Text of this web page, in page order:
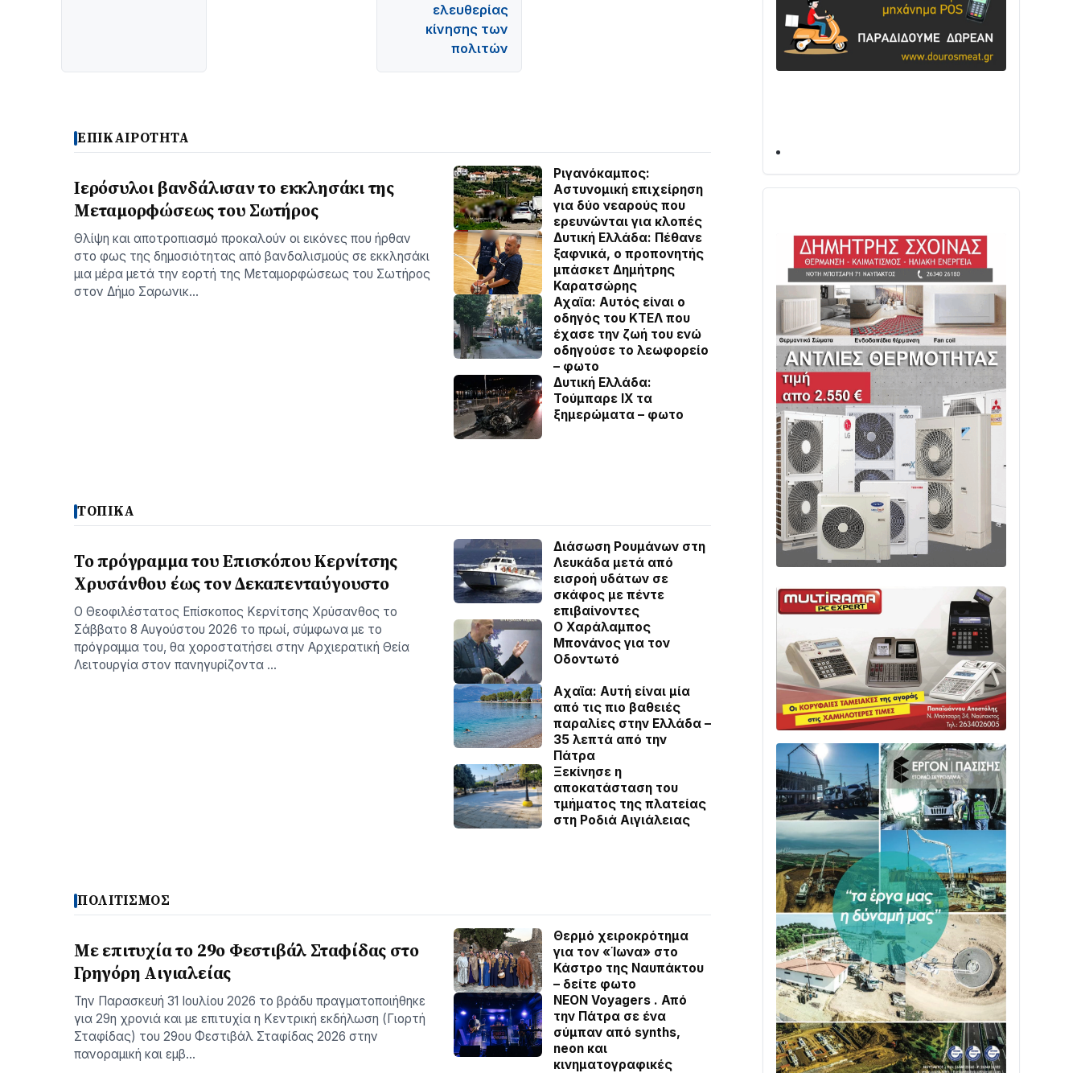
ελευθερίας
κίνησης των
πολιτών
ΕΠΙΚΑΙΡΟΤΗΤΑ
Ιερόσυλοι βανδάλισαν το εκκλησάκι της
Μεταμορφώσεως του Σωτήρος
Θλίψη και αποτροπιασμό προκαλούν οι εικόνες που ήρθαν
στο φως της δημοσιότητας από βανδαλισμούς σε εκκλησάκι
μια μέρα μετά την εορτή της Μεταμορφώσεως του Σωτήρος
στον Δήμο Σαρωνικ…
Ριγανόκαμπος:
Αστυνομική επιχείρηση
για δύο νεαρούς που
ερευνώνται για κλοπές
Δυτική Ελλάδα: Πέθανε
ξαφνικά, ο προπονητής
μπάσκετ Δημήτρης
Καρατσώρης
Αχαϊα: Αυτός είναι ο
οδηγός του ΚΤΕΛ που
έχασε την ζωή του ενώ
οδηγούσε το λεωφορείο
– φωτο
Δυτική Ελλάδα:
Τούμπαρε ΙΧ τα
ξημερώματα – φωτο
ΤΟΠΙΚΑ
Το πρόγραμμα του Επισκόπου Κερνίτσης
Χρυσάνθου έως τον Δεκαπενταύγουστο
Ο Θεοφιλέστατος Επίσκοπος Κερνίτσης Χρύσανθος το
Σάββατο 8 Αυγούστου 2026 το πρωί, σύμφωνα με το
πρόγραμμα του, θα χοροστατήσει στην Αρχιερατική Θεία
Λειτουργία στον πανηγυρίζοντα …
Διάσωση Ρουμάνων στη
Λευκάδα μετά από
εισροή υδάτων σε
σκάφος με πέντε
επιβαίνοντες
Ο Χαράλαμπος
Μπονάνος για τον
Οδοντωτό
Aχαϊα: Αυτή είναι μία
από τις πιο βαθειές
παραλίες στην Ελλάδα –
35 λεπτά από την
Πάτρα
Ξεκίνησε η
αποκατάσταση του
τμήματος της πλατείας
στη Ροδιά Αιγιάλειας
ΠΟΛΙΤΙΣΜΟΣ
Με επιτυχία το 29ο Φεστιβάλ Σταφίδας στο
Γρηγόρη Aιγιαλείας
Την Παρασκευή 31 Ιουλίου 2026 το βράδυ πραγματοποιήθηκε
για 29η χρονιά και με επιτυχία η Κεντρική εκδήλωση (Γιορτή
Σταφίδας) του 29ου Φεστιβάλ Σταφίδας 2026 στην
πανοραμική και εμβ…
Θερμό χειροκρότημα
για τον «Ίωνα» στο
Κάστρο της Ναυπάκτου
– δείτε φωτο
NEON Voyagers . Από
την Πάτρα σε ένα
σύμπαν από synths,
neon και
κινηματογραφικές